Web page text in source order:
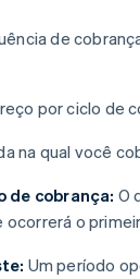
de
por ciclo de
na qual você
de cobrança: O
ocorrerá o
Um período